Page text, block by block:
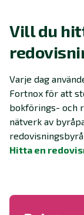
Vill du
Varje dag
Fortnox för att
bokförings- och
nätverk av
Hitta en